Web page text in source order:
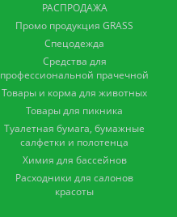
РАСПРОДАЖА
Промо продукция GRASS
Спецодежда
Средства для
профессиональной прачечной
Товары и корма для животных
Товары для пикника
Туалетная бумага, бумажные
салфетки и полотенца
Химия для бассейнов
Расходники для салонов
красоты